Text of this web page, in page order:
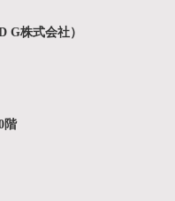
G株式会社）
階